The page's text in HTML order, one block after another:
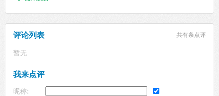
评论列表 共有条点评
暂无
我来点评
昵称: